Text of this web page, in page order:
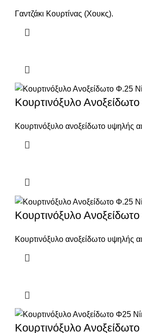
Γαντζάκι Κουρτίνας (Χουκς).
Κουρτινόξυλο
Κουρτινόξυλο ανοξείδωτο υψηλής
Κουρτινόξυλο
Κουρτινόξυλο ανοξείδωτο υψηλής
Κουρτινόξυλο